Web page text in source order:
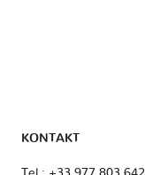
KONTAKT